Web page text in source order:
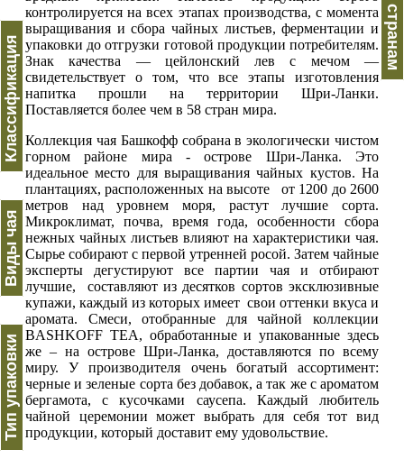
Классификация
Виды чая
Тип упаковки
контролируется на всех этапах производства, с момента
выращивания и сбора чайных листьев, ферментации и
упаковки до отгрузки готовой продукции потребителям.
Знак качества — цейлонский лев с мечом —
свидетельствует о том, что все этапы изготовления
напитка прошли на территории Шри-Ланки.
Поставляется более чем в 58 стран мира.
Коллекция чая Башкофф собрана в экологически чистом
горном районе мира - острове Шри-Ланка. Это
идеальное место для выращивания чайных кустов. На
плантациях, расположенных на высоте от 1200 до 2600
метров над уровнем моря, растут лучшие сорта.
Микроклимат, почва, время года, особенности сбора
нежных чайных листьев влияют на характеристики чая.
Сырье собирают с первой утренней росой. Затем чайные
эксперты дегустируют все партии чая и отбирают
лучшие, составляют из десятков сортов эксклюзивные
купажи, каждый из которых имеет свои оттенки вкуса и
аромата. Смеси, отобранные для чайной коллекции
BASHKOFF TEA, обработанные и упакованные здесь
же – на острове Шри-Ланка, доставляются по всему
миру. У производителя очень богатый ассортимент:
черные и зеленые сорта без добавок, а так же с ароматом
бергамота, с кусочками саусепа. Каждый любитель
чайной церемонии может выбрать для себя тот вид
продукции, который доставит ему удовольствие.